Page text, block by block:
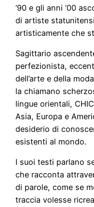
‘90 e gli anni ‘00
di artiste
artisticamente che
Sagittario
perfezionista,
dell’arte e della
la chiamano
lingue orientali,
Asia, Europa e
desiderio di
esistenti al mondo.
I suoi testi parlano
che racconta
di parole, come se
traccia volesse